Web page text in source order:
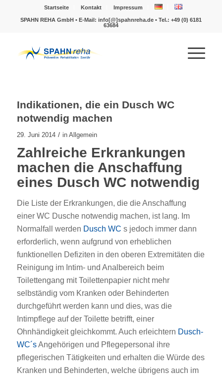
Startseite Kontakt Impressum
SPAHN REHA GmbH • E-Mail: info[@]spahnreha.de • Tel.: +49 (0) 6181
63684
Indikationen, die ein Dusch WC
notwendig machen
29. Juni 2014 / in Allgemein
Zahlreiche Erkrankungen
machen die Anschaffung
eines Dusch WC notwendig
Die Liste der Erkrankungen, die die Anschaffung
einer WC Dusche notwendig machen, ist lang. Im
Normalfall werden Dusch WC s jedoch immer dann
erforderlich, wenn aufgrund von erheblichen
funktionellen Defiziten in den oberen Extremitäten die
Reinigung im Intim- und Analbereich beim
Toilettengang mit Toilettenpapier nicht mehr
selbständig vom Kranken oder Behinderten
durchgeführt werden kann und dies, was die
Intimpflege auf der Toilette betrifft, einer
Ohnhändigkeit gleichkommt. Auch erleichtern Dusch-
WC´sAngehörigen und Pflegepersonal ihre
pflegerischen Tätigkeiten und erhalten die Würde des
Kranken und Behinderten, welche übrigens auch im